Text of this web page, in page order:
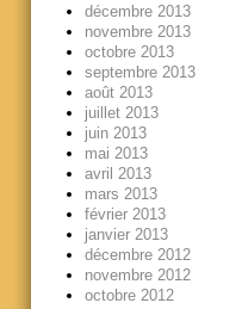
décembre 2013
novembre 2013
octobre 2013
septembre 2013
août 2013
juillet 2013
juin 2013
mai 2013
avril 2013
mars 2013
février 2013
janvier 2013
décembre 2012
novembre 2012
octobre 2012